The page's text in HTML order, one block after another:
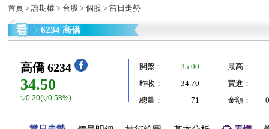
首頁 > 證期權 > 台股 > 個股 > 當日走勢
6234 高僑
高僑 6234
34.50
▽0.20(▽0.58%)
開盤： 35.00
最高：
昨收：
34.70
買進：
總量：
71 金額：